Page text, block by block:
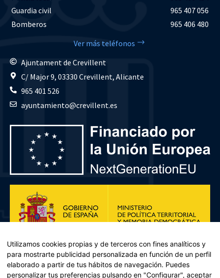
Guardia civil
965 407 056
Bomberos
965 406 480
Ver más teléfonos
Ajuntament de Crevillent
C/ Major 9, 03330 Crevillent, Alicante
965 401 526
ayuntamiento@crevillent.es
Utilizamos cookies propias y de terceros con fines analíticos y
para mostrarte publicidad personalizada en función de un perfil
elaborado a partir de tus hábitos de navegación. Puedes
personalizar tus preferencias pulsando en "Configurar", aceptar